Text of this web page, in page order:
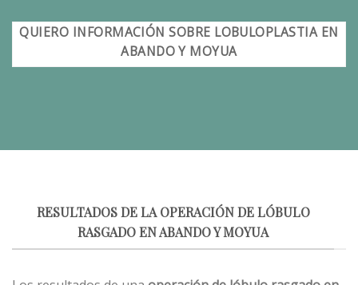
QUIERO INFORMACIÓN SOBRE LOBULOPLASTIA EN
ABANDO Y MOYUA
RESULTADOS DE LA OPERACIÓN DE LÓBULO
RASGADO EN ABANDO Y MOYUA